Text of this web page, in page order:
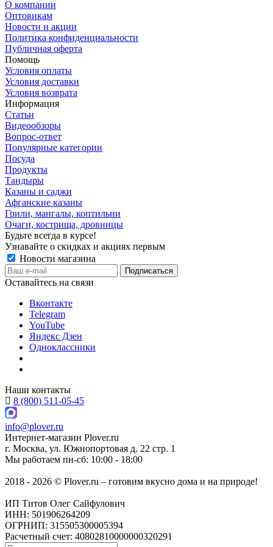
О компании
Оптовикам
Новости и акции
Политика конфиденциальности
Публичная оферта
Помощь
Условия оплаты
Условия доставки
Условия возврата
Информация
Статьи
Видеообзоры
Вопрос-ответ
Популярные категории
Посуда
Продукты
Тандыры
Казаны и саджи
Афганские казаны
Грили, мангалы, коптильни
Очаги, кострища, дровницы
Будьте всегда в курсе!
Узнавайте о скидках и акциях первым
Новости магазина
Оставайтесь на связи
Вконтакте
Telegram
YouTube
Яндекс Дзен
Одноклассники
Наши контакты
8 (800) 511-05-45
info@plover.ru
Интернет-магазин Plover.ru
г. Москва, ул. Южнопортовая д. 22 стр. 1
Мы работаем пн-сб: 10:00 - 18:00
2018 - 2026 © Plover.ru – готовим вкусно дома и на природе!
ИП Титов Олег Сайфулович
ИНН: 501906264209
ОГРНИП: 315505300005394
Расчетный счет: 40802810000000320291